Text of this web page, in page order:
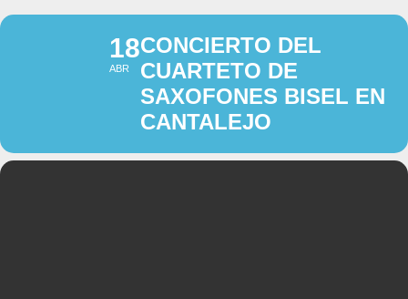
18
ABR
CONCIERTO DEL
CUARTETO DE
SAXOFONES BISEL EN
CANTALEJO